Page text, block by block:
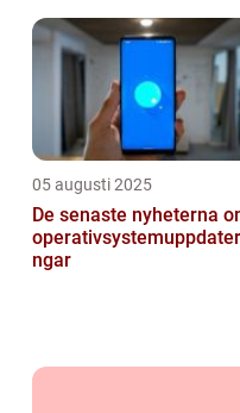
05 augusti 2025
De senaste nyheterna
ngar